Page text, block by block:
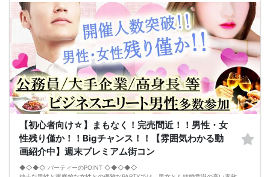
（男女比の調整を行っておりますが、キャンセル等によって変動がある場合がご
ざいます。原則、男女比に関わらず,最少催行人数を下回った場合に限り、「中
止」及び「返金」させて頂きます。）
【初心者向け☆】まもなく！完売間近！！男性・女
性残り僅か！！Bigチャンス！！【雰囲気わかる動
画紹介中】週末プレミアム街コン
◆◇◆◇ パーティーのPOINT ◇◆◇◆◇